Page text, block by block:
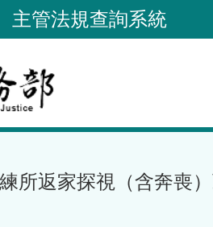
主管法規查詢系統
所返家探視（含奔喪